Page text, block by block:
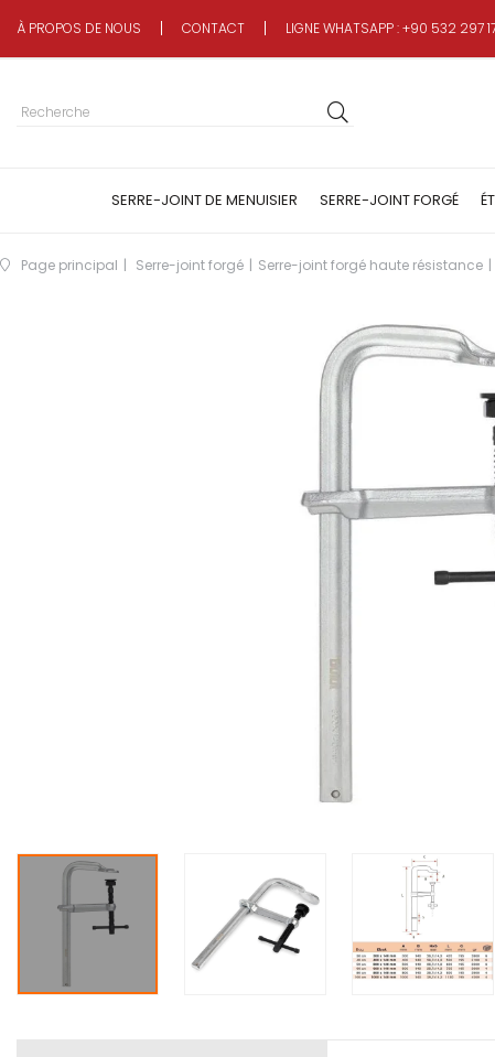
À PROPOS DE NOUS CONTACT LIGNE WHATSAPP : +90 532 297
SERRE-JOINT DE MENUISIER SERRE-JOINT FORGÉ
Page principal Serre-joint forgé Serre-joint forgé haute résistance